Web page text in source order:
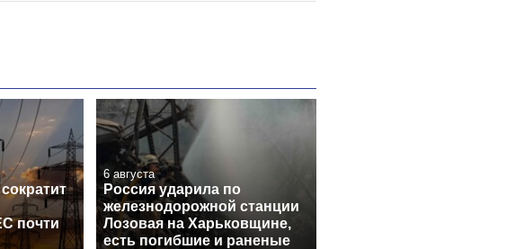
почти
6 августа
Россия ударила по
железнодорожной станции
Лозовая на Харьковщине,
есть погибшие и раненые